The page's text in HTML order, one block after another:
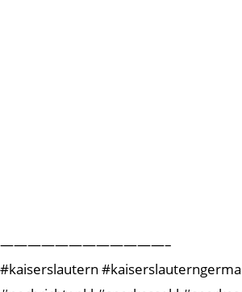
————————————–
#kaiserslautern